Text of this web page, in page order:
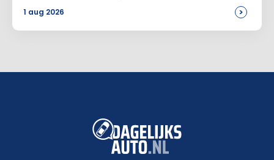
1 aug 2026 >